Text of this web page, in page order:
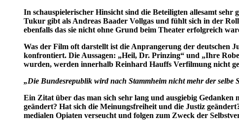
In schauspielerischer Hinsicht sind die Beteiligten allesamt
Tukur gibt als Andreas Baader Vollgas und fühlt sich in der
ebenfalls das sie nicht ohne Grund beim Theater erfolgreich
Was der Film oft darstellt ist die Anprangerung der deutschen
konfrontiert. Die Aussagen: „Heil, Dr. Prinzing“ und „Ihre
wurden, werden innerhalb Reinhard Hauffs Verfilmung nicht
„Die Bundesrepublik wird nach Stammheim nicht mehr der selbe
Ein Zitat über das man sich sehr lang und ausgiebig
geändert? Hat sich die Meinungsfreiheit und die Justiz
medialen Opiaten verseucht und folgen zum Zweck der